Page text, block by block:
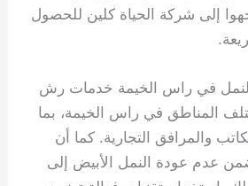
إلى شركة الحياة كلين للحصول
النمل في راس الخيمة خدمات رش
المناطق في راس الخيمة، بما
والمرافق التجارية. كما أن
عدم عودة النمل الأبيض إلى